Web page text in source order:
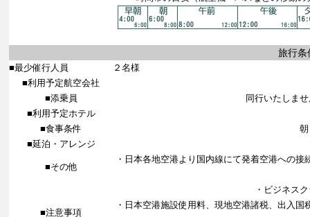
旅行条
■最少催行人員
２名様
■利用予定航空会社
■添乗員
同行いたしま
■利用予定ホテル
■食事条件
■延泊・アレンジ
■その他
・日本各地空港より国内線にて発着空港への
・ビジネス
■注意事項
・日本空港施設使用料、現地空港諸税、出入